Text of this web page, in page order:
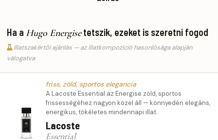
Ha a Hugo Energisetetszik, ezeket is szeretni fogod
Illatszakértői ajánlás — az illatkompozíció hasonlósága alapján
válogatva
friss, zöld, sportos elegancia
A Lacoste Essential az Energise zöld, sportos
frissességéhez nagyon közel áll — könnyedén elegáns,
energikus, tökéletes mindennapi illat.
Lacoste
Essential